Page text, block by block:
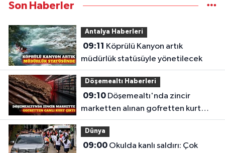
Son Haberler
Antalya Haberleri
09:11
müdürlük statüsüyle yönetilecek
Döşemealtı Haberleri
09:10Döşemealtı'nda zincir
marketten alınan gofretten kurt
çıktı
Dünya
09:00Okulda kanlı saldırı: Çok